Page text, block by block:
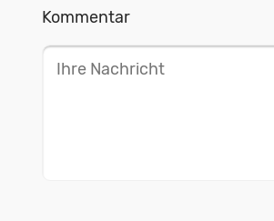
Kommentar